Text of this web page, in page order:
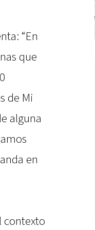
“En
que
de Mi
alguna
en
contexto